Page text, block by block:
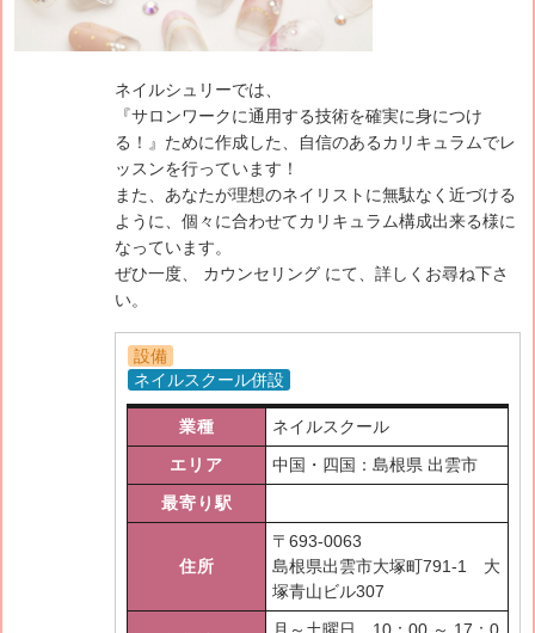
ネイルシュリーでは、
『サロンワークに通用する技術を確実に身につけ
る！』ために作成した、自信のあるカリキュラムでレ
ッスンを行っています！
また、あなたが理想のネイリストに無駄なく近づける
ように、個々に合わせてカリキュラム構成出来る様に
なっています。
ぜひ一度、 カウンセリング にて、詳しくお尋ね下さ
い。
設備
ネイルスクール併設
業種
ネイルスクール
エリア
中国・四国：島根県 出雲市
最寄り駅
住所
〒 693-0063
島根県出雲市大塚町791-1 大
塚青山ビル307